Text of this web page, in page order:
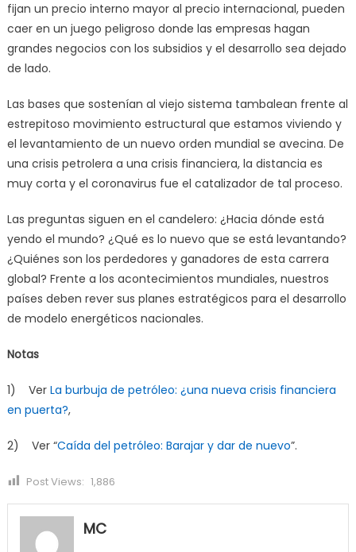
fijan un precio interno mayor al precio internacional, pueden
caer en un juego peligroso donde las empresas hagan
grandes negocios con los subsidios y el desarrollo sea dejado
de lado.
Las bases que sostenían al viejo sistema tambalean frente al
estrepitoso movimiento estructural que estamos viviendo y
el levantamiento de un nuevo orden mundial se avecina. De
una crisis petrolera a una crisis financiera, la distancia es
muy corta y el coronavirus fue el catalizador de tal proceso.
Las preguntas siguen en el candelero: ¿Hacia dónde está
yendo el mundo? ¿Qué es lo nuevo que se está levantando?
¿Quiénes son los perdedores y ganadores de esta carrera
global? Frente a los acontecimientos mundiales, nuestros
países deben rever sus planes estratégicos para el desarrollo
de modelo energéticos nacionales.
Notas
1) Ver La burbuja de petróleo: ¿una nueva crisis financiera
en puerta?,
2) Ver “Caída del petróleo: Barajar y dar de nuevo”.
Post Views: 1,886
MC